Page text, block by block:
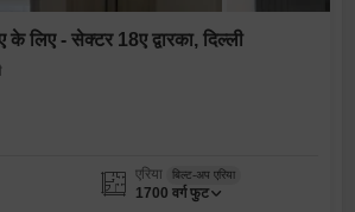
लिए - सेक्टर 18ए द्वारका, दिल्ली
एरिया बिल्ट-अप एरिया
1700 वर्ग फुट